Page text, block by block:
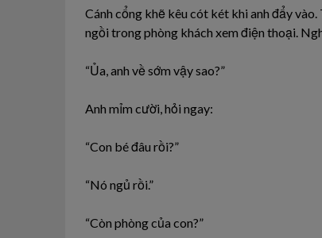
Cánh cổng khẽ kêu cót két khi anh đẩy
ngồi trong phòng khách xem điện thoại.
“Ủa, anh về sớm vậy sao?”
Anh mỉm cười, hỏi ngay:
“Con bé đâu rồi?”
“Nó ngủ rồi.”
“Còn phòng của con?”